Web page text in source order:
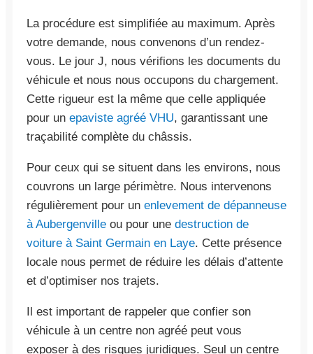
La procédure est simplifiée au maximum. Après
votre demande, nous convenons d’un rendez-
vous. Le jour J, nous vérifions les documents du
véhicule et nous nous occupons du chargement.
Cette rigueur est la même que celle appliquée
pour un epaviste agréé VHU, garantissant une
traçabilité complète du châssis.
Pour ceux qui se situent dans les environs, nous
couvrons un large périmètre. Nous intervenons
régulièrement pour un enlevement de dépanneuse
à Aubergenville ou pour une destruction de
voiture à Saint Germain en Laye. Cette présence
locale nous permet de réduire les délais d’attente
et d’optimiser nos trajets.
Il est important de rappeler que confier son
véhicule à un centre non agréé peut vous
exposer à des risques juridiques. Seul un centre